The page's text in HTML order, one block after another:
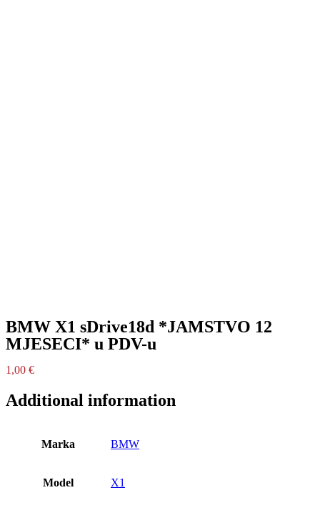
BMW X1 sDrive18d *JAMSTVO 12
MJESECI* u PDV-u
1,00 €
Additional information
Marka BMW
Model X1